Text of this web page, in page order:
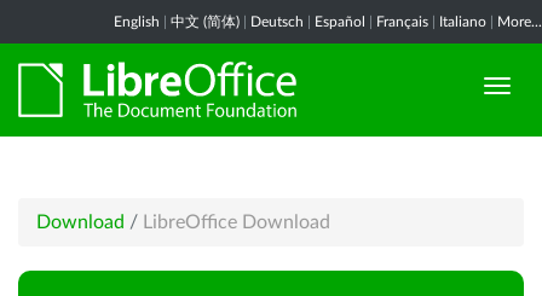
English 中文 (简体) Deutsch Español Français Italiano More...
Download / LibreOffice Download